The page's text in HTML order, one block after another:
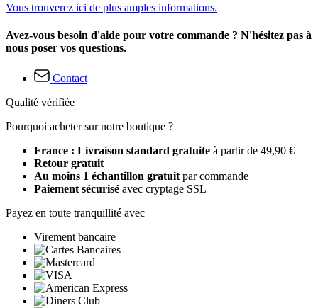
Vous trouverez ici de plus amples informations.
Avez-vous besoin d'aide pour votre commande ? N'hésitez pas à
nous poser vos questions.
Contact
Qualité vérifiée
Pourquoi acheter sur notre boutique ?
France : Livraison standard gratuite à partir de 49,90 €
Retour gratuit
Au moins 1 échantillon gratuit par commande
Paiement sécurisé avec cryptage SSL
Payez en toute tranquillité avec
Virement bancaire